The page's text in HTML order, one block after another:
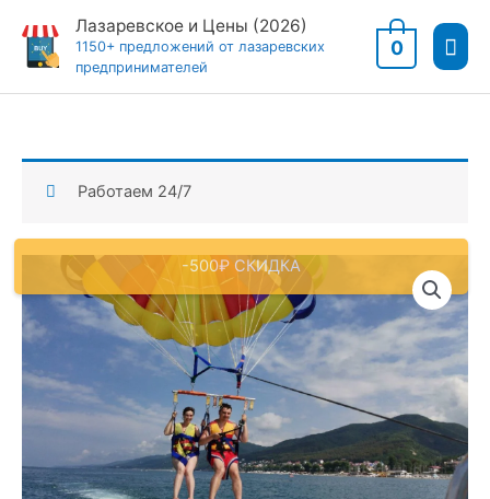
содержимому
Лазаревское и Цены (2026)
1150+ предложений от лазаревских
предпринимателей
0
Работаем 24/7
-500₽ СКИДКА